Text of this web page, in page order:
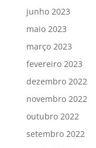
junho 2023
maio 2023
março 2023
fevereiro 2023
dezembro 2022
novembro 2022
outubro 2022
setembro 2022